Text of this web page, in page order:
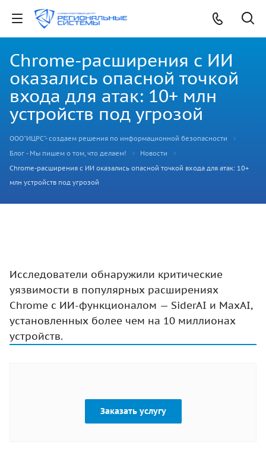
Chrome-расширения с ИИ
оказались опасной точкой
входа для атак: 10+ млн
устройств под угрозой
ООО"ИЦРС"- создаем решения по информационной безопасности
Блог - Мы пишем о том, что делаем!
Новости
Chrome-расширения с ИИ оказались опасной точкой входа для атак: 10+
млн устройств под угрозой
Исследователи обнаружили критические
уязвимости в популярных расширениях
Chrome с ИИ-функционалом — SiderAI и MaxAI,
установленных более чем на 10 миллионах
устройств.
Заказать услугу